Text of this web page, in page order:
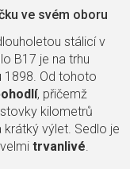
ve svém oboru
stálicí v
B17 je na trhu
1898. Od tohoto
, přičemž
kilometrů
výlet. Sedlo je
trvanlivé.